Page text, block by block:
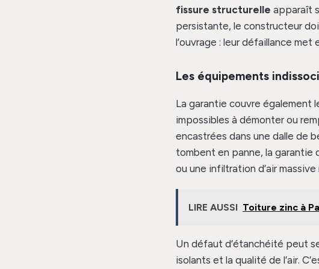
fissure structurelle apparaît
persistante, le constructeur
l’ouvrage : leur défaillance
Les équipements
La garantie couvre également
impossibles à démonter ou
encastrées dans une dalle de
tombent en panne, la garantie
ou une infiltration d’air
LIRE AUSSI Toiture zinc à
Un défaut d’étanchéité peut
isolants et la qualité de l’air.